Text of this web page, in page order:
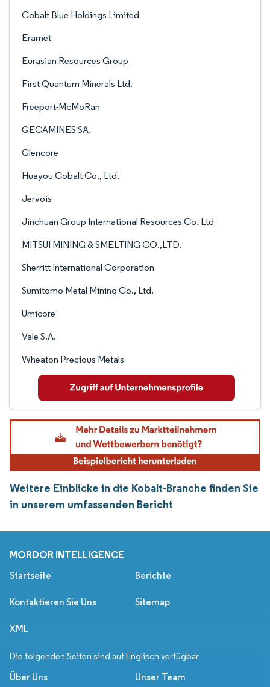
Cobalt Blue Holdings Limited
Eramet
Eurasian Resources Group
First Quantum Minerals Ltd.
Freeport-McMoRan
GECAMINES SA.
Glencore
Huayou Cobalt Co., Ltd.
Jervois
Jinchuan Group International Resources Co. Ltd
MITSUI MINING & SMELTING CO.,LTD.
Sherritt International Corporation
Sumitomo Metal Mining Co., Ltd.
Umicore
Vale S.A.
Wheaton Precious Metals
Weitere Einblicke in die Kobalt-Branche finden Sie
in unserem umfassenden Bericht
MORDOR INTELLIGENCE
Startseite Berichte
Kontaktieren Sie Uns Sitemap
XML
Die folgenden Seiten sind auf Englisch verfügbar
Über Uns Unser Team